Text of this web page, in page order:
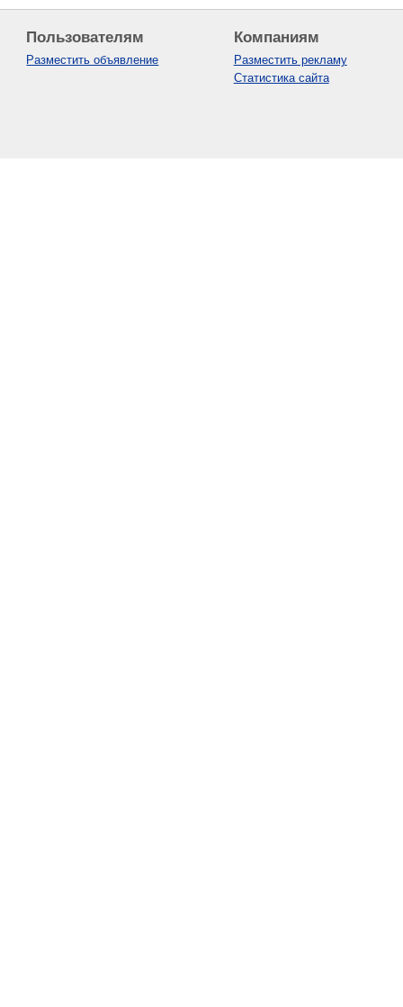
Пользователям
Разместить объявление
Компаниям
Разместить рекламу
Статистика сайта